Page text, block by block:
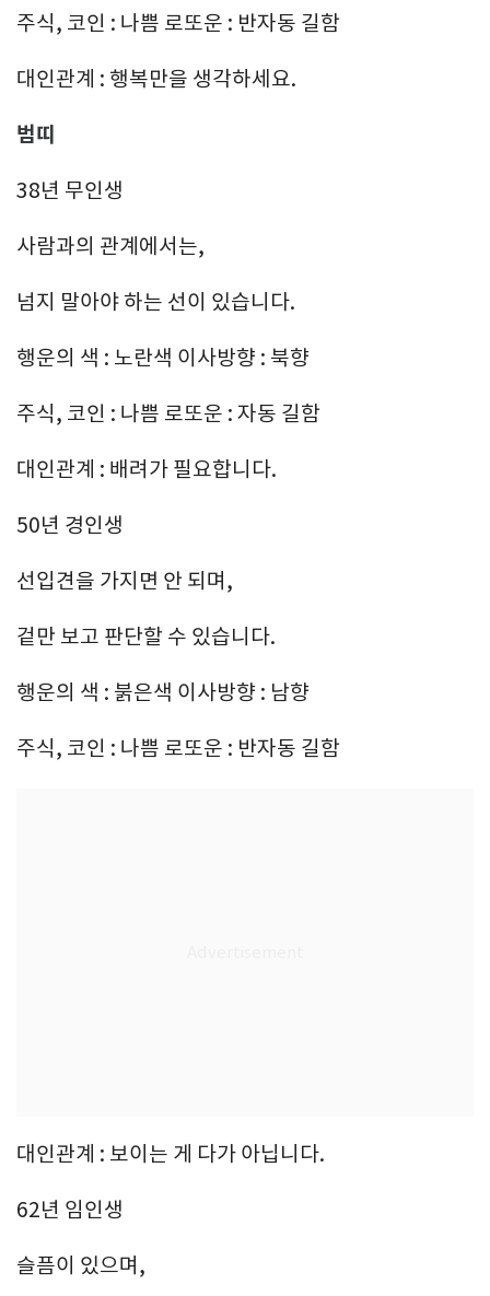
주식, 코인 : 나쁨 로또운 : 반자동 길함
대인관계 : 행복만을 생각하세요.
범띠
38년 무인생
사람과의 관계에서는,
넘지 말아야 하는 선이 있습니다.
행운의 색 : 노란색 이사방향 : 북향
주식, 코인 : 나쁨 로또운 : 자동 길함
대인관계 : 배려가 필요합니다.
50년 경인생
선입견을 가지면 안 되며,
겉만 보고 판단할 수 있습니다.
행운의 색 : 붉은색 이사방향 : 남향
주식, 코인 : 나쁨 로또운 : 반자동 길함
대인관계 : 보이는 게 다가 아닙니다.
62년 임인생
슬픔이 있으며,